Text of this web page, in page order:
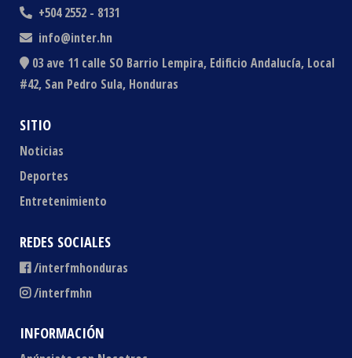
+504 2552 - 8131
info@inter.hn
03 ave 11 calle SO Barrio Lempira, Edificio Andalucía, Local
#42, San Pedro Sula, Honduras
SITIO
Noticias
Deportes
Entretenimiento
REDES SOCIALES
/interfmhonduras
/interfmhn
INFORMACIÓN